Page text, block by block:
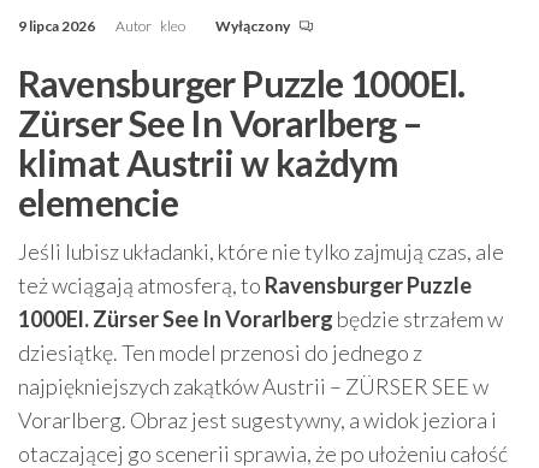
9 lipca 2026 Autor kleo Wyłączony
Ravensburger Puzzle 1000El.
Zürser See In Vorarlberg –
klimat Austrii w każdym
elemencie
Jeśli lubisz układanki, które nie tylko zajmują czas, ale
też wciągają atmosferą, to Ravensburger Puzzle
1000El. Zürser See In Vorarlberg będzie strzałem w
dziesiątkę. Ten model przenosi do jednego z
najpiękniejszych zakątków Austrii – ZÜRSER SEE w
Vorarlberg. Obraz jest sugestywny, a widok jeziora i
otaczającej go scenerii sprawia, że po ułożeniu całość